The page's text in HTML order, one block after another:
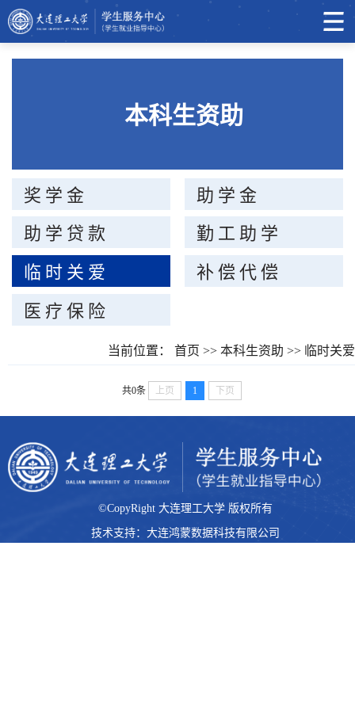
本科生资助
奖学金
助学金
助学贷款
勤工助学
临时关爱
补偿代偿
医疗保险
当前位置： 首页 >> 本科生资助 >> 临时关爱
共0条 上页 1 下页
©CopyRight 大连理工大学 版权所有
技术支持：大连鸿蒙数据科技有限公司